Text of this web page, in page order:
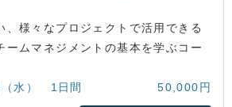
、様々なプロジェクトで活用できる
ームマネジメントの基本を学ぶコー
水） 1日間
50,000円